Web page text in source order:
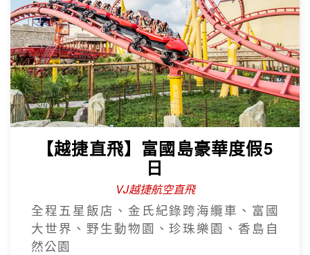
【越捷直飛】富國島豪華度假5
日
VJ越捷航空直飛
全程五星飯店、金氏紀錄跨海纜車、富國
大世界、野生動物園、珍珠樂園、香島自
然公園